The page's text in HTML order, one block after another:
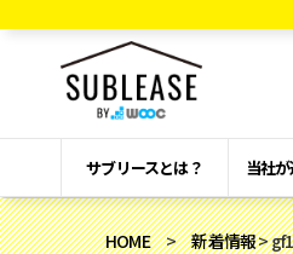
サブリースとは？ 当社
HOME>新着情報>